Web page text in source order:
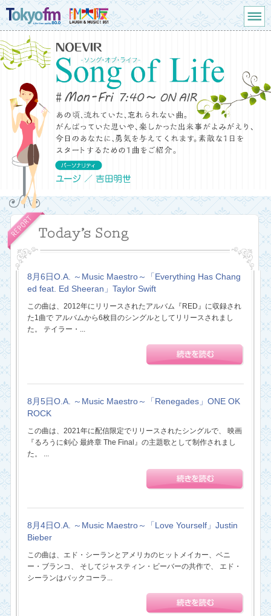
8月6日O.A. ～Music Maestro～「Everything Has Chang
ed feat. Ed Sheeran」Taylor Swift
この曲は、2012年にリリースされたアルバム『RED』に収録され
た1曲で アルバムから6枚目のシングルとしてリリースされまし
た。 テイラー・...
8月5日O.A. ～Music Maestro～「Renegades」ONE OK
ROCK
この曲は、2021年に配信限定でリリースされたシングルで、 映画
『るろうに剣心 最終章 The Final』の主題歌として制作されまし
た。 ...
8月4日O.A. ～Music Maestro～「Love Yourself」Justin
Bieber
この曲は、エド・シーランとアメリカのヒットメイカー、ベニ
ー・ブランコ、 そしてジャスティン・ビーバーの共作で、 エド・
シーランはバックコーラ...